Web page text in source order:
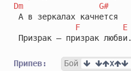
Dm
G#
А в зеркалах качнется
F
E
Призрак – призрак любви.
Припев: Бой X